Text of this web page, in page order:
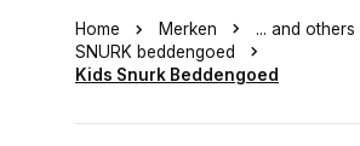
Home Merken
... and others
SNURK beddengoed
Kids Snurk Beddengoed